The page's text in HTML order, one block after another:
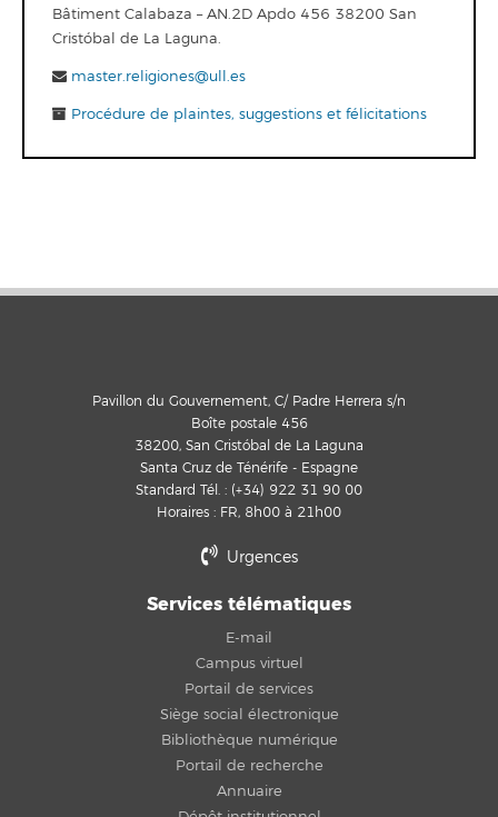
Bâtiment Calabaza – AN.2D Apdo 456 38200 San
Cristóbal de La Laguna.
master.religiones@ull.es
Procédure de plaintes, suggestions et félicitations
Pavillon du Gouvernement, C/ Padre Herrera s/n
Boîte postale 456
38200, San Cristóbal de La Laguna
Santa Cruz de Ténérife - Espagne
Standard Tél. : (+34) 922 31 90 00
Horaires : FR, 8h00 à 21h00
Urgences
Services télématiques
E-mail
Campus virtuel
Portail de services
Siège social électronique
Bibliothèque numérique
Portail de recherche
Annuaire